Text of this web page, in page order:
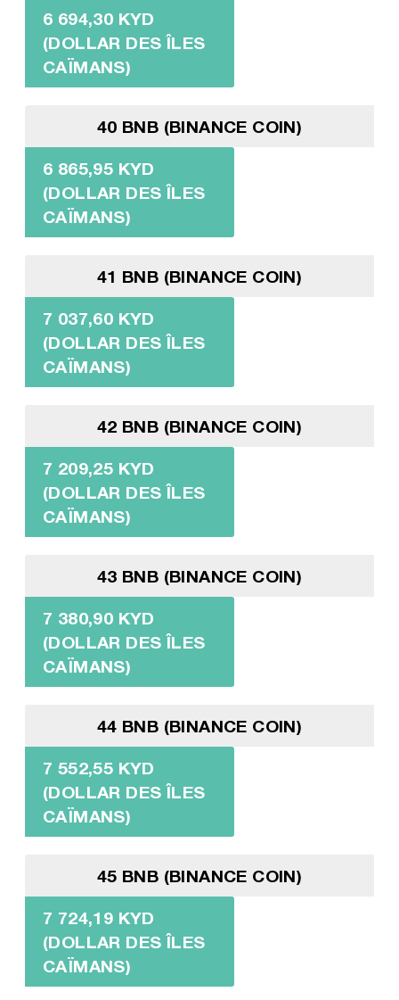
6 694,30 KYD
(DOLLAR DES ÎLES
CAÏMANS)
40 BNB (BINANCE COIN)
6 865,95 KYD
(DOLLAR DES ÎLES
CAÏMANS)
41 BNB (BINANCE COIN)
7 037,60 KYD
(DOLLAR DES ÎLES
CAÏMANS)
42 BNB (BINANCE COIN)
7 209,25 KYD
(DOLLAR DES ÎLES
CAÏMANS)
43 BNB (BINANCE COIN)
7 380,90 KYD
(DOLLAR DES ÎLES
CAÏMANS)
44 BNB (BINANCE COIN)
7 552,55 KYD
(DOLLAR DES ÎLES
CAÏMANS)
45 BNB (BINANCE COIN)
7 724,19 KYD
(DOLLAR DES ÎLES
CAÏMANS)